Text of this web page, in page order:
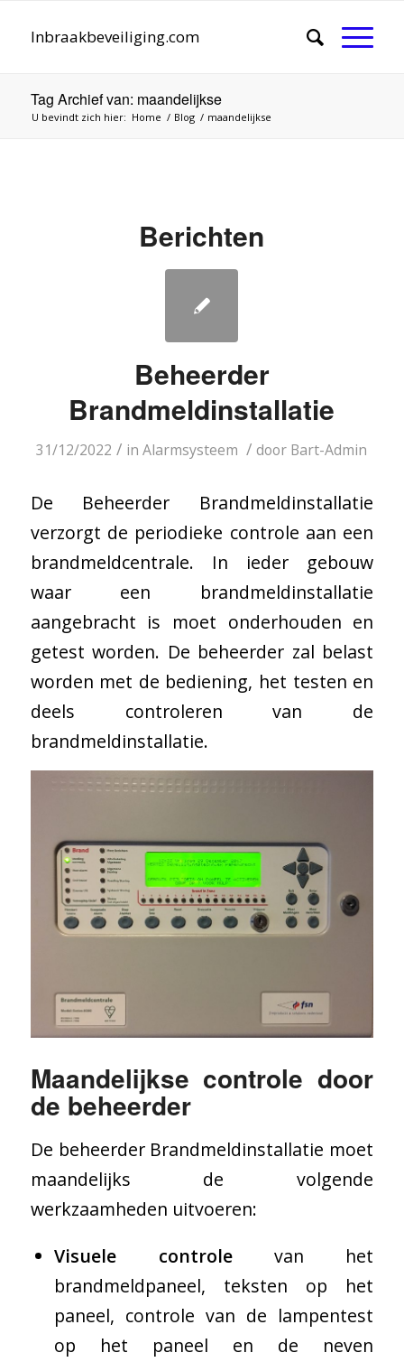
Inbraakbeveiliging.com
Tag Archief van: maandelijkse
U bevindt zich hier: Home / Blog / maandelijkse
Berichten
Beheerder
Brandmeldinstallatie
31/12/2022 / inAlarmsysteem / door Bart-Admin
De Beheerder Brandmeldinstallatie
verzorgt de periodieke controle aan een
brandmeldcentrale. In ieder gebouw
waar een brandmeldinstallatie
aangebracht is moet onderhouden en
getest worden. De beheerder zal belast
worden met de bediening, het testen en
deels controleren van de
brandmeldinstallatie.
Maandelijkse controle door
de beheerder
De beheerder Brandmeldinstallatie moet
maandelijks de volgende
werkzaamheden uitvoeren:
Visuele controlevan het
brandmeldpaneel, teksten op het
paneel, controle van de lampentest
op het paneel en de neven